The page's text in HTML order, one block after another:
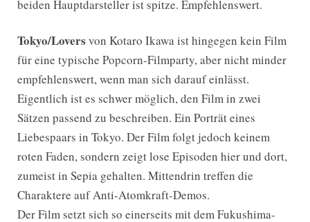
beiden Hauptdarsteller ist spitze. Empfehlenswert.
Tokyo/Lovers von Kotaro Ikawa ist hingegen kein Film
für eine typische Popcorn-Filmparty, aber nicht minder
empfehlenswert, wenn man sich darauf einlässt.
Eigentlich ist es schwer möglich, den Film in zwei
Sätzen passend zu beschreiben. Ein Porträt eines
Liebespaars in Tokyo. Der Film folgt jedoch keinem
roten Faden, sondern zeigt lose Episoden hier und dort,
zumeist in Sepia gehalten. Mittendrin treffen die
Charaktere auf Anti-Atomkraft-Demos.
Der Film setzt sich so einerseits mit dem Fukushima-